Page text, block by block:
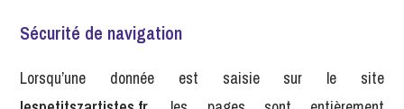
Sécurité de navigation
Lorsqu’une donnée est saisie sur le site